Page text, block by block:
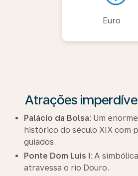
Euro
Atrações
Palácio da Bolsa: Um
histórico do século XIX com
guiados.
Ponte Dom Luis I: A
atravessa o rio Douro.